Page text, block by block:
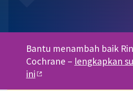
Bantu menambah baik
Cochrane – lengkapkan
ini